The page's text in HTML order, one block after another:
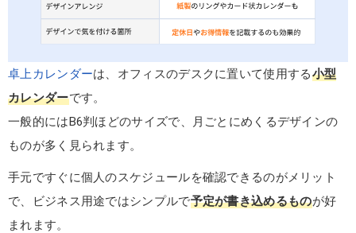
卓上カレンダーは、オフィスのデスクに置いて使用する小型
カレンダーです。
一般的にはB6判ほどのサイズで、月ごとにめくるデザインの
ものが多く見られます。
手元ですぐに個人のスケジュールを確認できるのがメリット
で、ビジネス用途ではシンプルで予定が書き込めるものが好
まれます。